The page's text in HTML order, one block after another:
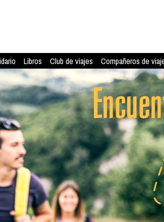
Libros Club de viajes Compañeros de